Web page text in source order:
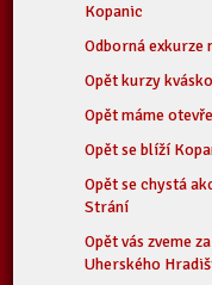
Kopanic
Odborná exkurze
Opět kurzy
Opět máme
Opět se blíží
Opět se chystá
Strání
Opět vás zveme
Uherského